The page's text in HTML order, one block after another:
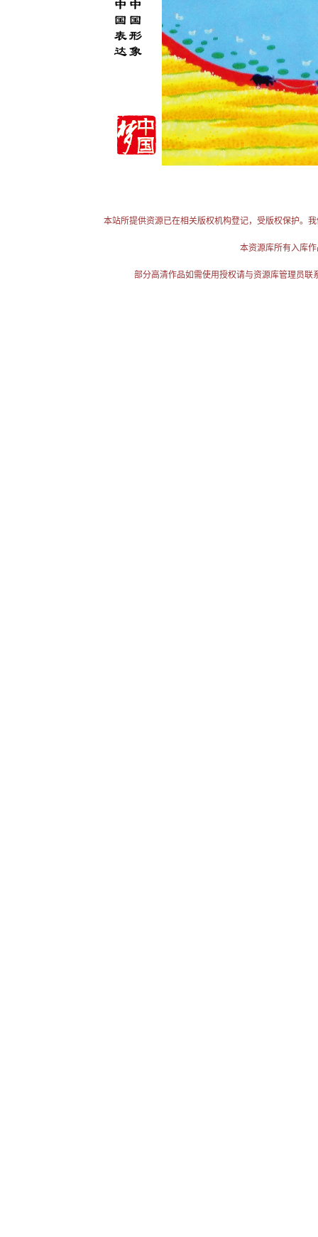
本站所提供资源已在相关版权机构登记，受版权保护。
本资源库所有入库
部分高清作品如需使用授权请与资源库管理员联